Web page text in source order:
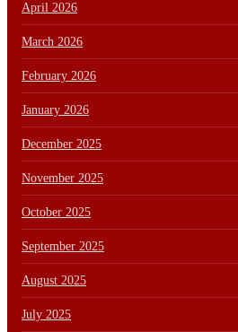
April 2026
March 2026
February 2026
January 2026
December 2025
November 2025
October 2025
September 2025
August 2025
July 2025